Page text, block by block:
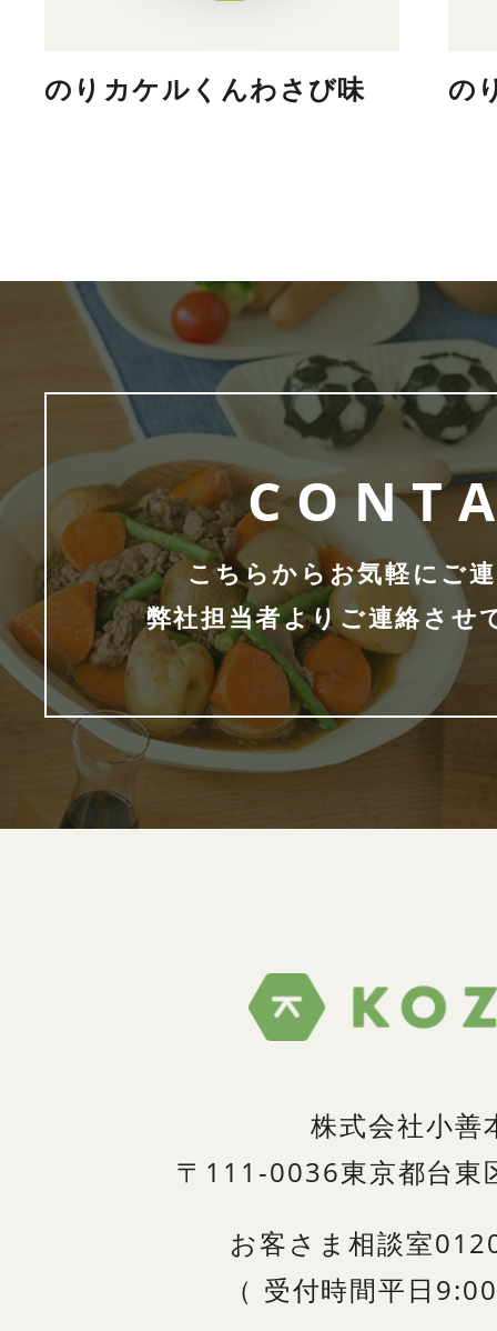
のりカケルくんわさび味
こちらからお気軽にご
弊社担当者よりご連絡させ
株式会社小善
〒111-0036東京都台
お客さま相談室
（ 受付時間平日